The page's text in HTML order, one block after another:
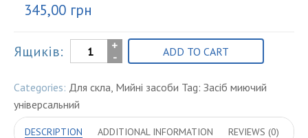
345,00 грн
Ящиків:
Рідина
для
скла
500мл
розпилювач
quantity
ADD TO CART
Categories: Для скла, Мийні засоби Tag: Засіб миючий
універсальний
DESCRIPTION ADDITIONAL INFORMATION REVIEWS (0)